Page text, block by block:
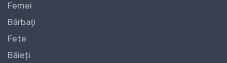
Femei
Bărbaţi
Fete
Băieți